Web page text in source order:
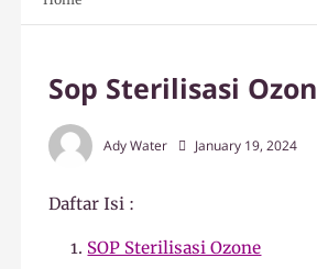
Sop Sterilisasi Ozon
Ady Water January 19, 2024
Daftar Isi :
SOP Sterilisasi Ozone